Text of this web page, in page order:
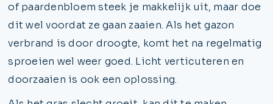
of paardenbloem steek je makkelijk uit, maar doe
dit wel voordat ze gaan zaaien. Als het gazon
verbrand is door droogte, komt het na regelmatig
sproeien wel weer goed. Licht verticuteren en
doorzaaien is ook een oplossing.